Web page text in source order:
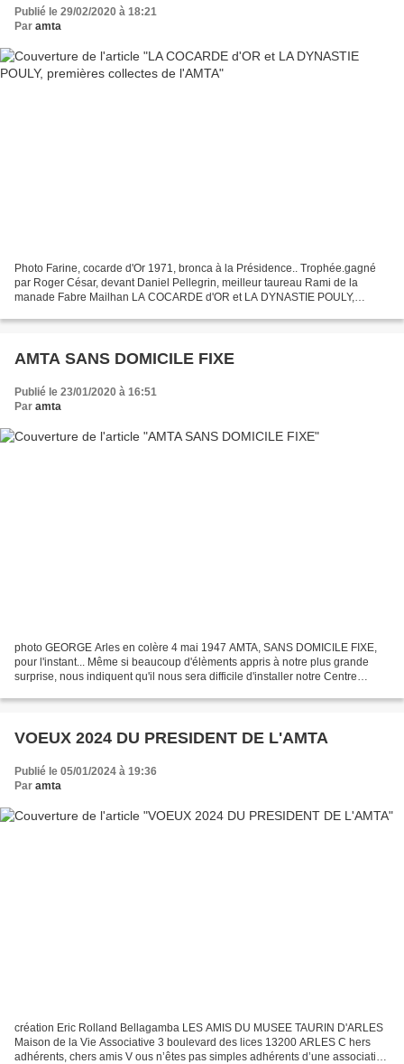
Publié le 29/02/2020 à 18:21
Par amta
Photo Farine, cocarde d'Or 1971, bronca à la Présidence.. Trophée.gagné
par Roger César, devant Daniel Pellegrin, meilleur taureau Rami de la
manade Fabre Mailhan LA COCARDE d'OR et LA DYNASTIE POULY,
AMTA SANS DOMICILE FIXE
Publié le 23/01/2020 à 16:51
Par amta
photo GEORGE Arles en colère 4 mai 1947 AMTA, SANS DOMICILE FIXE,
pour l'instant... Même si beaucoup d'élèments appris à notre plus grande
surprise, nous indiquent qu'il nous sera difficile d'installer notre Centre
VOEUX 2024 DU PRESIDENT DE L'AMTA
Publié le 05/01/2024 à 19:36
Par amta
création Eric Rolland Bellagamba LES AMIS DU MUSEE TAURIN D'ARLES
Maison de la Vie Associative 3 boulevard des lices 13200 ARLES C hers
adhérents, chers amis V ous n’êtes pas simples adhérents d’une association